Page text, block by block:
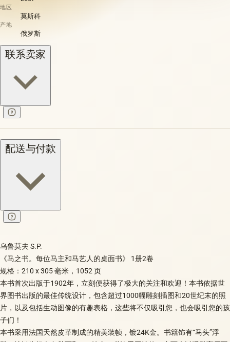
地区
莫斯科
产地
俄罗斯
联系卖家
配送与付款
乌鲁莫夫 S.P.
《马之书。每位马主和马艺人的桌面书》 1册2卷
规格：210 x 305 毫米，1052 页
本书首次出版于1902年，立刻便获得了极大的关注和欢迎！本书依据世
界图书出版的最佳传统设计，包含超过1000幅雕刻插图和20世纪末的照
片，以及包括生动图像的有趣表格，这些将不仅吸引您，也会吸引您的孩
子们！
本书采用法国天然皮革制成的精美装帧，镀24K金。书籍饰有“马头”浮